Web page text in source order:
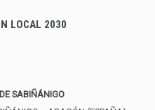
LOCAL 2030
SABIÑÁNIGO